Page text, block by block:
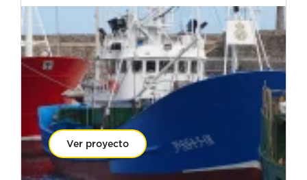
Ver proyecto